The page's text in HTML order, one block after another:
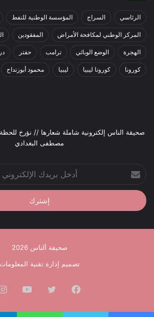
الرئاسي السراج المؤسسة الوطنية للنفط
المركز الوطني لمكافحة الأمراض المفقودين
الهجرة الوضع الوبائي ترامب حفتر
كورونا كورونا ليبيا ليبيا محمود أبوزنداح
صحيقة الناس إلكترونية شاملة شعارها // نؤرخ
مصطفى البغدادي
بريدك
الإلكتروني
صحيفة ألناس 2026
تصميم إدارة تقنية المعلومات
فيسبوك تويتر